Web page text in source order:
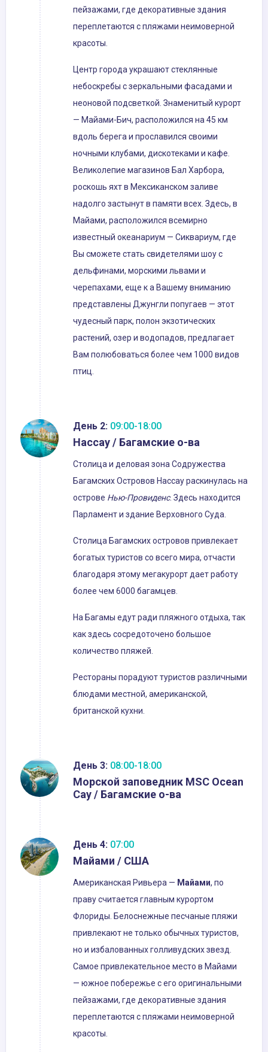
пейзажами, где декоративные здания
переплетаются с пляжами неимоверной
красоты.
Центр города украшают стеклянные
небоскребы с зеркальными фасадами и
неоновой подсветкой. Знаменитый курорт
— Майами-Бич, расположился на 45 км
вдоль берега и прославился своими
ночными клубами, дискотеками и кафе.
Великолепие магазинов Бал Харбора,
роскошь яхт в Мексиканском заливе
надолго застынут в памяти всех. Здесь, в
Майами, расположился всемирно
известный океанариум — Сиквариум, где
Вы сможете стать свидетелями шоу с
дельфинами, морскими львами и
черепахами, еще к а Вашему вниманию
представлены Джунгли попугаев — этот
чудесный парк, полон экзотических
растений, озер и водопадов, предлагает
Вам полюбоваться более чем 1000 видов
птиц.
День 2: 09:00-18:00
Нассау / Багамские о-ва
Столица и деловая зона Содружества
Багамских Островов Нассау раскинулась на
острове Нью-Провиденс. Здесь находится
Парламент и здание Верховного Суда.
Столица Багамских островов привлекает
богатых туристов со всего мира, отчасти
благодаря этому мегакурорт дает работу
более чем 6000 багамцев.
На Багамы едут ради пляжного отдыха, так
как здесь сосредоточено большое
количество пляжей.
Рестораны порадуют туристов различными
блюдами местной, американской,
британской кухни.
День 3: 08:00-18:00
Морской заповедник MSC Ocean
Cay / Багамские о-ва
День 4: 07:00
Майами / США
Американская Ривьера — Майами, по
праву считается главным курортом
Флориды. Белоснежные песчаные пляжи
привлекают не только обычных туристов,
но и избалованных голливудских звезд.
Самое привлекательное место в Майами
— южное побережье с его оригинальными
пейзажами, где декоративные здания
переплетаются с пляжами неимоверной
красоты.